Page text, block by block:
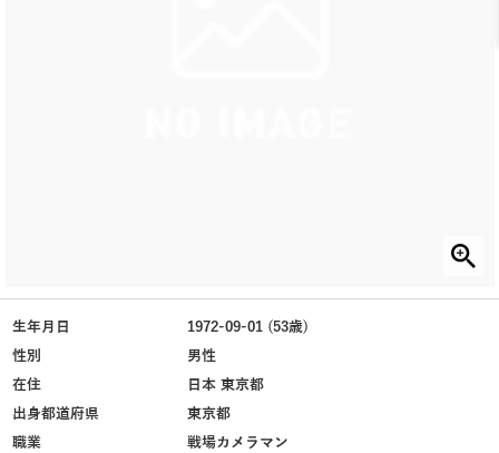
生年月日
1972-09-01 (53歳)
性別
男性
在住
日本 東京都
出身都道府県
東京都
職業
戦場カメラマン